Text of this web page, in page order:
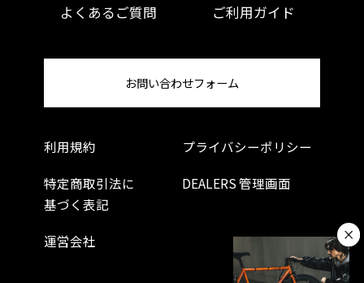
長い距離を担ぐのも稀ではないので、2mmの厚さ
のシリコンパッドをトップチューブ下に標準装備し
よくあるご質問 ご利用ガイド
利用規約 プライバシーポリシー
特定商取引法に
基づく表記
DEALERS 管理画面
運営会社
お問い合わせフォーム